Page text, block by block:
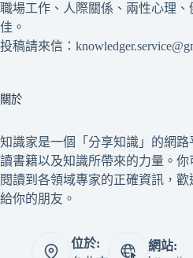
職場工作、人際關係、兩性心理
佳。
投稿請來信：
關於
知識家是一個「分享知識」的網路
讀書籍以及知識所帶來的力量。你
閱讀到各領域專家的正確資訊，
給你的朋友。
位於:
網站: